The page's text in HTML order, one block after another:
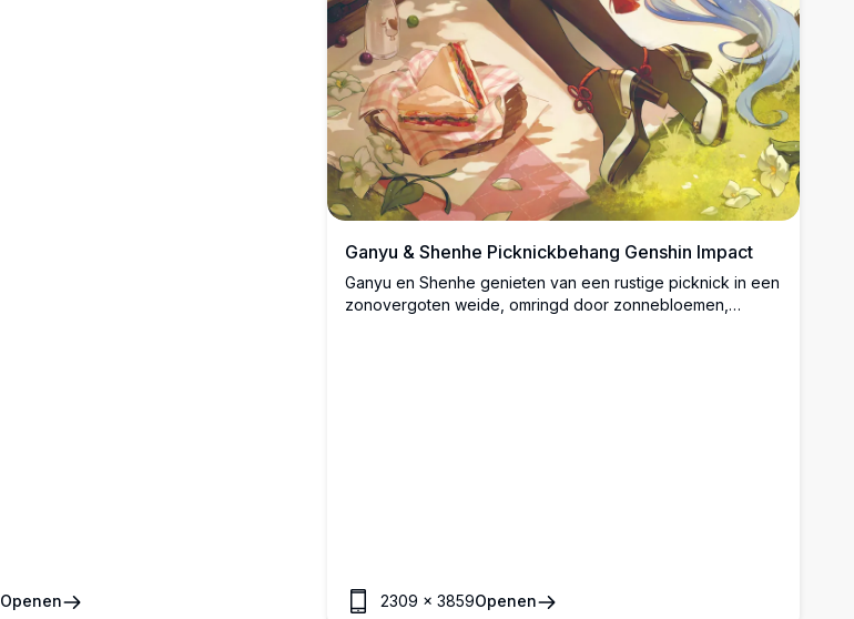
Openen
Ganyu & Shenhe Picknickbehang Genshin Impact
Ganyu en Shenhe genieten van een rustige picknick in een
zonovergoten weide, omringd door zonnebloemen,
2309 × 3859Openen